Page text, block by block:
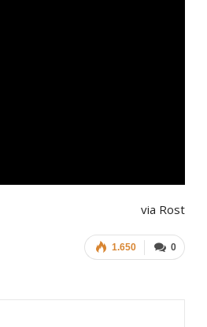
via Rost
0
1.650